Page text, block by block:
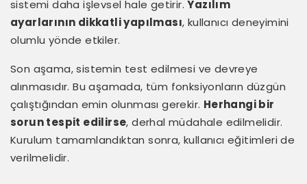
sistemi daha işlevsel hale getirir.Yazılım
ayarlarının dikkatli yapılması, kullanıcı deneyimini
olumlu yönde etkiler.
Son aşama, sistemin test edilmesi ve devreye
alınmasıdır. Bu aşamada, tüm fonksiyonların düzgün
çalıştığından emin olunması gerekir. Herhangi bir
sorun tespit edilirse, derhal müdahale edilmelidir.
Kurulum tamamlandıktan sonra, kullanıcı eğitimleri de
verilmelidir.